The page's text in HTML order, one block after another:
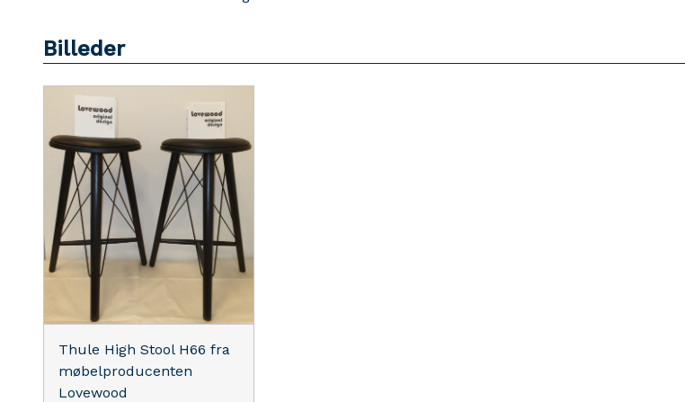
Billeder
Thule High Stool H66 fra
møbelproducenten
Lovewood